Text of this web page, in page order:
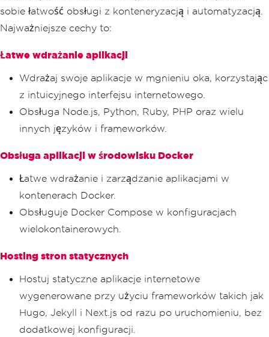
sobie łatwość obsługi z konteneryzacją i automatyzacją.
Najważniejsze cechy to:
Łatwe wdrażanie aplikacji
Wdrażaj swoje aplikacje w mgnieniu oka, korzystając
z intuicyjnego interfejsu internetowego.
Obsługa Node.js, Python, Ruby, PHP oraz wielu
innych języków i frameworków.
Obsługa aplikacji w środowisku Docker
Łatwe wdrażanie i zarządzanie aplikacjami w
kontenerach Docker.
Obsługuje Docker Compose w konfiguracjach
wielokontainerowych.
Hosting stron statycznych
Hostuj statyczne aplikacje internetowe
wygenerowane przy użyciu frameworków takich jak
Hugo, Jekyll i Next.js od razu po uruchomieniu, bez
dodatkowej konfiguracji.